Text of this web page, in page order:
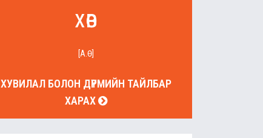
хөв
[А.Ө]
ХУВИЛАЛ БОЛОН ДҮРМИЙН ТАЙЛБАР
ХАРАХ